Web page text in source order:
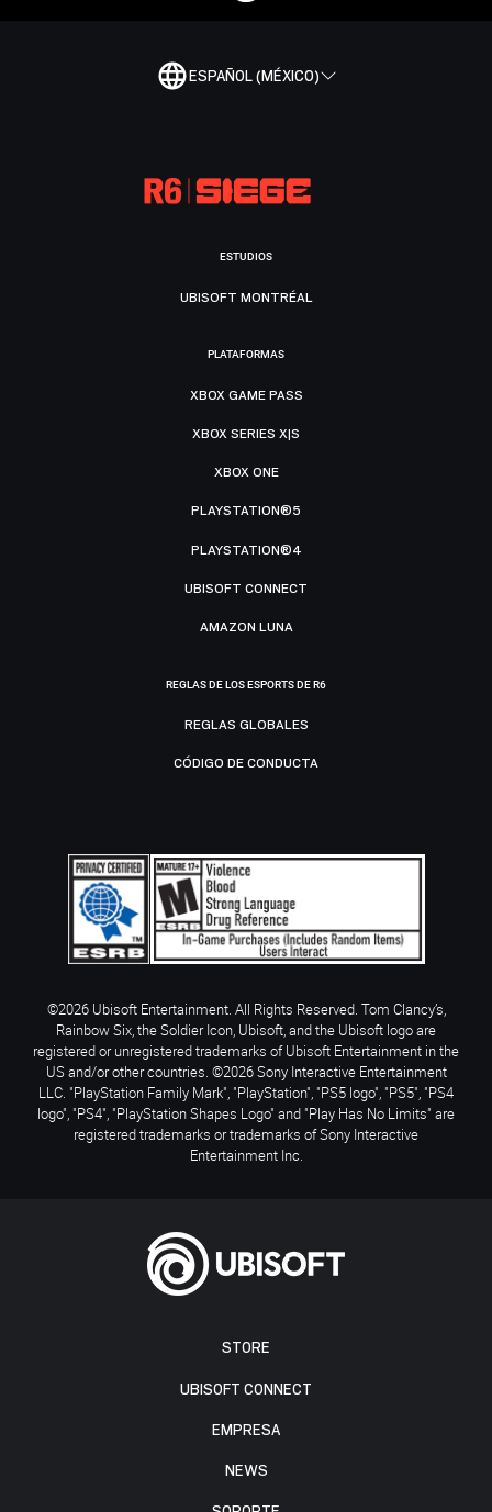
ESPAÑOL (MÉXICO)
STORE
UBISOFT CONNECT
EMPRESA
NEWS
ESTUDIOS
UBISOFT MONTRÉAL
PLATAFORMAS
XBOX GAME PASS
XBOX SERIES X|S
XBOX ONE
PLAYSTATION®5
PLAYSTATION®4
UBISOFT CONNECT
AMAZON LUNA
REGLAS DE LOS ESPORTS DE R6
REGLAS GLOBALES
CÓDIGO DE CONDUCTA
©2026 Ubisoft Entertainment. All Rights Reserved. Tom Clancy’s,
Rainbow Six, the Soldier Icon, Ubisoft, and the Ubisoft logo are
registered or unregistered trademarks of Ubisoft Entertainment in the
US and/or other countries. ©2026 Sony Interactive Entertainment
LLC. "PlayStation Family Mark", "PlayStation", "PS5 logo", "PS5", "PS4
logo", "PS4", "PlayStation Shapes Logo" and "Play Has No Limits" are
registered trademarks or trademarks of Sony Interactive
Entertainment Inc.